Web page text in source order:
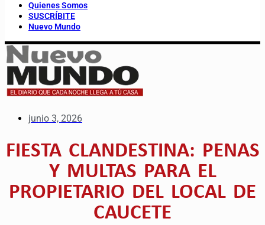
Quienes Somos
SUSCRÍBITE
Nuevo Mundo
junio 3, 2026
FIESTA CLANDESTINA: PENAS
Y MULTAS PARA EL
PROPIETARIO DEL LOCAL DE
CAUCETE